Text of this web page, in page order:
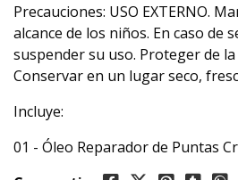
Precauciones: USO EXTERNO.
alcance de los niños. En caso de
suspender su uso. Proteger de la
Conservar en un lugar seco,
Incluye:
01 - Óleo Reparador de Puntas